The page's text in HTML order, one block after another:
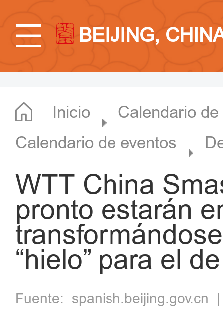
BEIJING,
Inicio
Calendario
Calendario de eventos
WTT China
pronto estarán
“hielo” para el
Fuente: spanish.beijing.gov.cn